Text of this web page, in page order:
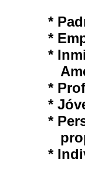
*
*
*
*
*
*
*